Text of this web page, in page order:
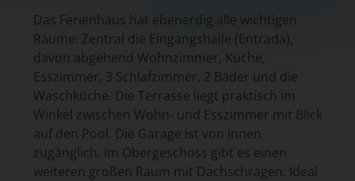
Das Ferienhaus hat ebenerdig alle wichtigen
Räume: Zentral die Eingangshalle (Entrada),
davon abgehend Wohnzimmer, Küche,
Esszimmer, 3 Schlafzimmer, 2 Bäder und die
Waschküche. Die Terrasse liegt praktisch im
Winkel zwischen Wohn- und Esszimmer mit Blick
auf den Pool. Die Garage ist von innen
zugänglich. Im Obergeschoss gibt es einen
weiteren großen Raum mit Dachschrägen. Ideal